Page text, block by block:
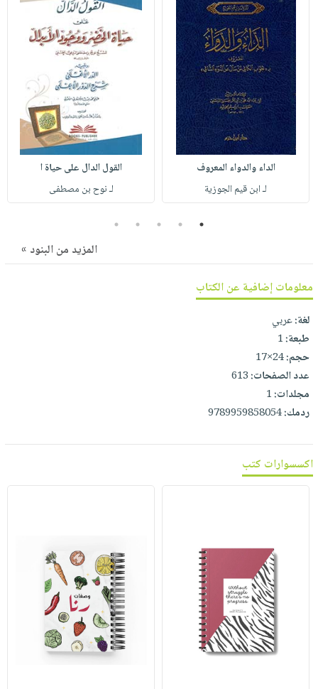
عناية
بالذات
صابون
أطفال
مناسبات
سياسة
الشركة
فيديوهات
أسئلة
يتكرر
طرحها
خدمات
انشر
معنا
لائحة
الأمنيات
عربة
التسوق
نشرة
الإصدارات
الداء والدواء المعروف
لـ ابن قيم الجوزية
القول الدال على حياة ا
لـ نوح بن مصطفى
1
2
3
4
5
المزيد من البنود »
معلومات إضافية عن الكتاب
لغة:عربي
طبعة:1
حجم:24×17
عدد الصفحات:613
مجلدات:1
ردمك:9789959858054
اكسسوارات كتب